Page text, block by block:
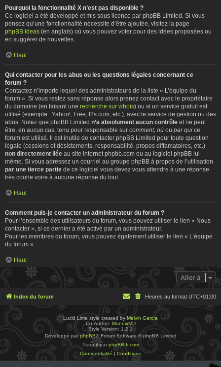
Pourquoi la fonctionnalité X n’est pas disponible ?
Ce logiciel a été développé et mis sous licence par phpBB Limited. Si vous
pensez qu’une fonctionnalité nécessite d’être ajoutée, visitez la page
phpBB Ideas (en anglais) où vous pouvez voter pour des idées proposées ou
en suggérer de nouvelles.
Haut
Qui contacter pour les abus ou les questions légales concernant ce
forum ?
Contactez n’importe lequel des administrateurs de la liste « L’équipe du
forum ». Si vous restez sans réponse alors prenez contact avec le propriétaire
du domaine (en faisant une recherche sur whois) ou si un service gratuit est
utilisé (exemple : Yahoo!, Free, f2s.com, etc.), avec le service de gestion ou des
abus. Notez que phpBB Limited n’a absolument aucun contrôle et ne peut
être, en aucun cas, tenu pour responsable sur comment, où ou par qui ce
forum est utilisé. Il est inutile de contacter phpBB Limited pour toute question
légale (cessions et désistements, responsabilité, propos diffamatoires, etc.)
non directement liée au site Internet phpbb.com ou au logiciel phpBB lui-
même. Si vous adressez un courriel au groupe phpBB à propos de l’utilisation
par une tierce partie de ce logiciel vous devez vous attendre à une réponse
très courte voire à aucune réponse du tout.
Haut
Comment puis-je contacter un administrateur du forum ?
Pour l’ensemble des utilisateurs du forum, vous pouvez utiliser le lien « Nous
contacter », si ce dernier a été activé par un administrateur.
Pour les membres du forum, vous pouvez également utiliser le lien « L’équipe
du forum ».
Haut
Aller à
Index du forum Heures au format UTC+01:00
Lucid Lime style created byMelvin García
Co-Author: MannixMD
Style Version: 1.2.1
Développé parphpBB® Forum Software © phpBB Limited
Traduit par phpBB-fr.com
Confidentialité | Conditions